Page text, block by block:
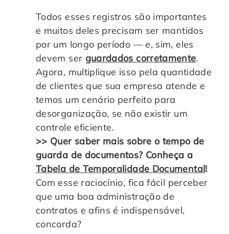
Todos esses registros são importantes
e muitos deles precisam ser mantidos
por um longo período — e, sim, eles
devem ser guardados corretamente.
Agora, multiplique isso pela quantidade
de clientes que sua empresa atende e
temos um cenário perfeito para
desorganização, se não existir um
controle eficiente.
>> Quer saber mais sobre o tempo de
guarda de documentos? Conheça a
Tabela de Temporalidade Documental!
Com esse raciocínio, fica fácil perceber
que uma boa administração de
contratos e afins é indispensável,
concorda?